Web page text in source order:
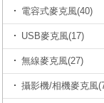
電容式麥克風(40)
USB麥克風(17)
無線麥克風(27)
攝影機/相機麥克風